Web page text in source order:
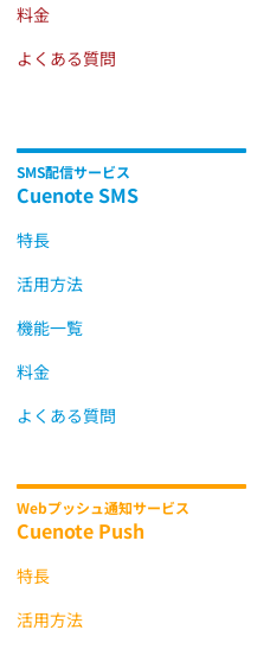
料金
よくある質問
SMS配信サービス
Cuenote SMS
特長
活用方法
機能一覧
料金
よくある質問
Webプッシュ通知サービス
Cuenote Push
特長
活用方法